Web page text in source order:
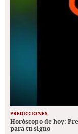
PREDICCIONES
Horóscopo de hoy:
para tu signo